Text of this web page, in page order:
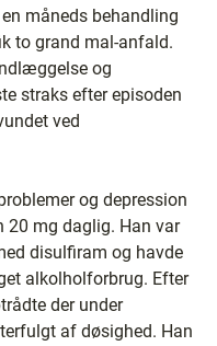
måneds behandling
to grand mal-anfald.
og
straks efter episoden
ved
og depression
20 mg daglig. Han var
disulfiram og havde
alkolholforbrug. Efter
der under
af døsighed. Han